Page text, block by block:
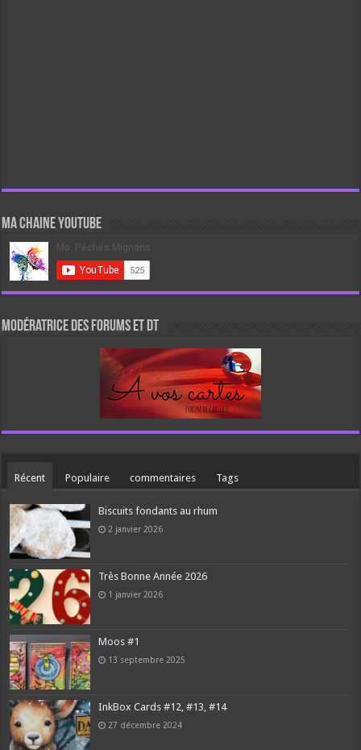
Ma chaine Youtube
Modératrice des forums et DT
Récent Populaire commentaires Tags
Biscuits fondants au rhum
2 janvier 2026
Très Bonne Année 2026
1 janvier 2026
Moos #1
13 septembre 2025
InkBox Cards #12, #13, #14
27 décembre 2024